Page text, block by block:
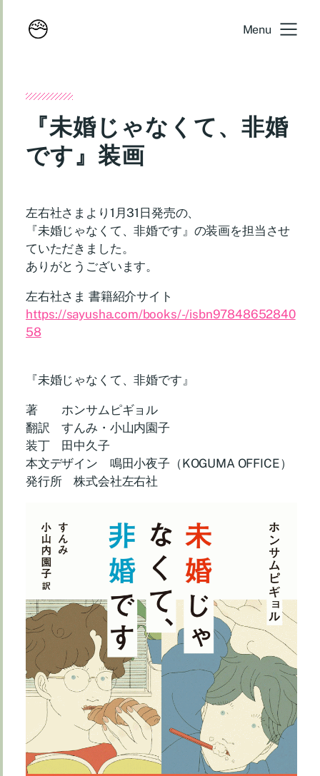
Menu
『未婚じゃなくて、非婚
です』装画
左右社さまより1月31日発売の、
『未婚じゃなくて、非婚です』の装画を担当させ
ていただきました。
ありがとうございます。
左右社さま 書籍紹介サイト
https://sayusha.com/books/-/isbn97848652840
58
『未婚じゃなくて、非婚です』
著 ホンサムピギョル
翻訳 すんみ・小山内園子
装丁 田中久子
本文デザイン 鳴田小夜子（KOGUMA OFFICE）
発行所 株式会社左右社